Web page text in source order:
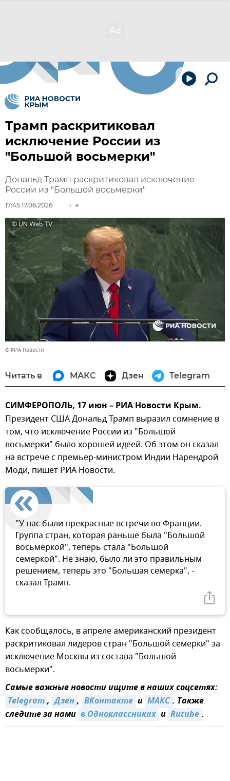
Трамп раскритиковал
исключение России из
"Большой восьмерки"
Дональд Трамп раскритиковал исключение
России из "Большой восьмерки"
17:45 17.06.2026
© РИА Новости
Читать в МАКС Дзен Telegram
СИМФЕРОПОЛЬ, 17 июн – РИА Новости Крым.
Президент США Дональд Трамп выразил сомнение в
том, что исключение России из "Большой
восьмерки" было хорошей идеей. Об этом он сказал
на встрече с премьер-министром Индии Нарендрой
Моди, пишет РИА Новости.
"У нас были прекрасные встречи во Франции.
Группа стран, которая раньше была "Большой
восьмеркой", теперь стала "Большой
семеркой". Не знаю, было ли это правильным
решением, теперь это "Большая семерка", -
сказал Трамп.
Как сообщалось, в апреле американский президент
раскритиковал лидеров стран "Большой семерки" за
исключение Москвы из состава "Большой
восьмерки".
Самые важные новости ищите в наших соцсетях:
Telegram, Дзен, ВКонтакте и МАКС. Также
следите за нами в Одноклассниках и Rutube.